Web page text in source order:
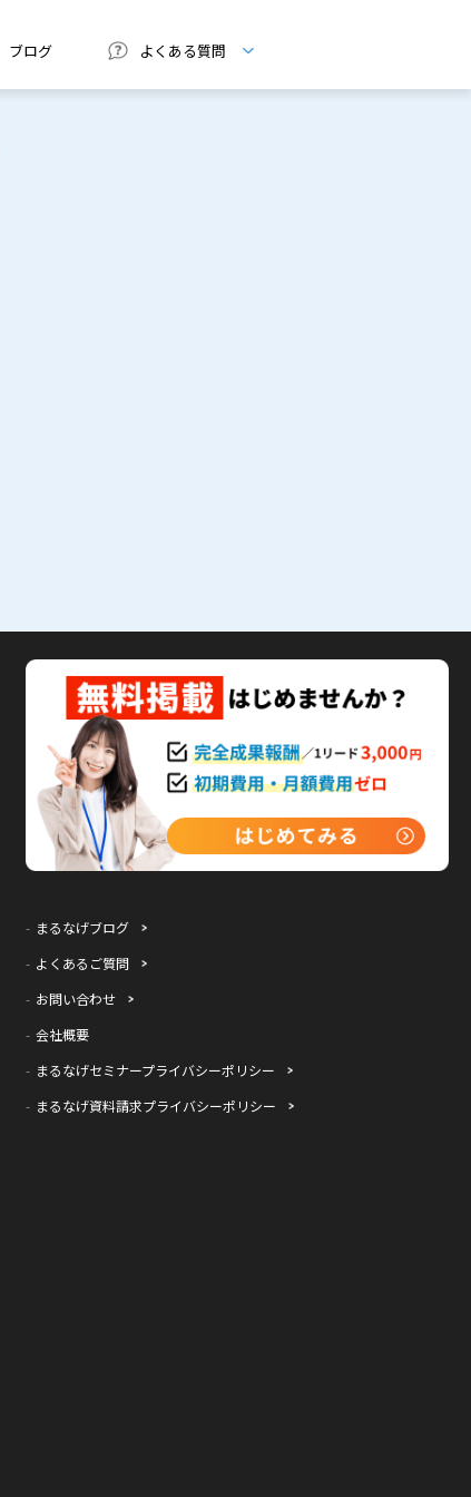
ブログ よくある質問
まるなげブログ
よくあるご質問
お問い合わせ
会社概要
まるなげセミナープライバシーポリシー
まるなげ資料請求プライバシーポリシー